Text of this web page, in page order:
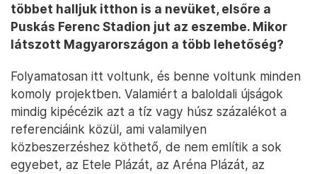
többet halljuk itthon is a nevüket, elsőre a
Puskás Ferenc Stadion jut az eszembe. Mikor
látszott Magyarországon a több lehetőség?
Folyamatosan itt voltunk, és benne voltunk minden
komoly projektben. Valamiért a baloldali újságok
mindig kipécézik azt a tíz vagy húsz százalékot a
referenciáink közül, ami valamilyen
közbeszerzéshez köthető, de nem említik a sok
egyebet, az Etele Plázát, az Aréna Plázát, az